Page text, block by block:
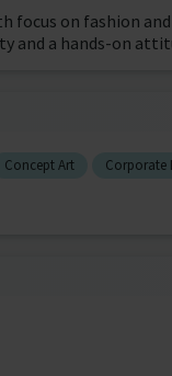
focus on fashion
and a hands-on
Concept Art Corporate